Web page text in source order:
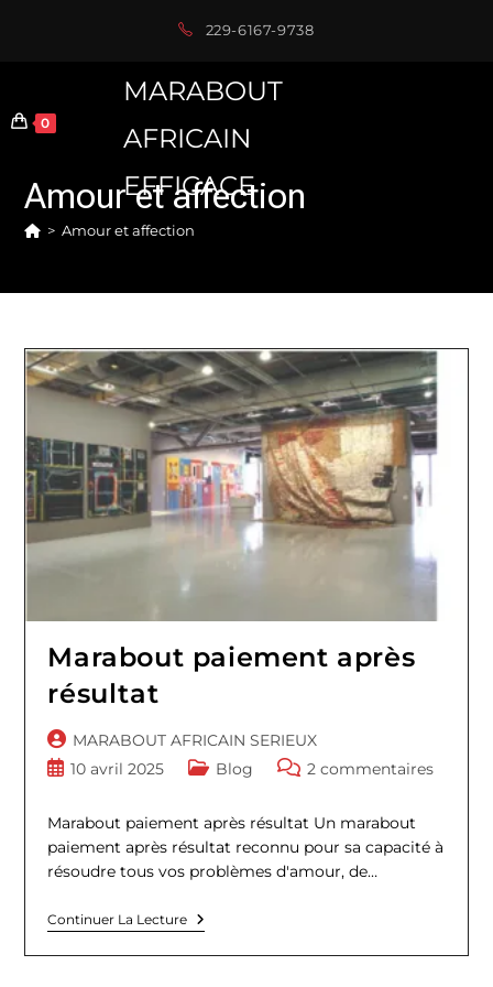
229-6167-9738
0
MARABOUT
AFRICAIN
EFFICACE
Amour et affection
> Amour et affection
Marabout paiement après
résultat
Auteur/autrice
de
MARABOUT AFRICAIN SERIEUX
Publication
10 avril 2025
PostBlog
Commentaires
la
2 commentaires
Marabout paiement après résultat Un marabout
paiement après résultat reconnu pour sa capacité à
résoudre tous vos problèmes d'amour, de…
Continuer La LectureMarabout
Paiement
Après